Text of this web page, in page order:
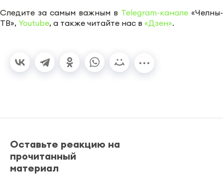
Следите за самым важным в Telegram-канале «Челны-
ТВ», Youtube, а также читайте нас в «Дзен».
Оставьте реакцию на
прочитанный
материал